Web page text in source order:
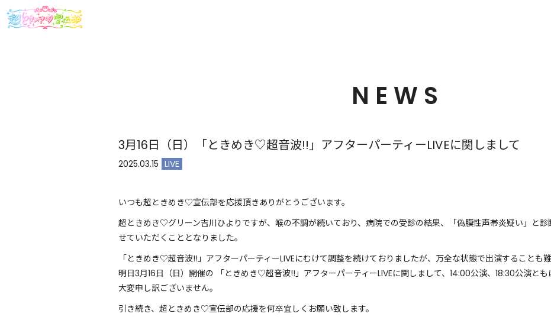
NEWS
3月16日（日）「ときめき♡超音波!!」アフターパーティーLIVEに関しまして
2025.03.15 LIVE
いつも超ときめき♡宣伝部を応援頂きありがとうございます。
超ときめき♡グリーン吉川ひよりですが、喉の不調が続いており、病院での受診の結果、「偽膜性声帯炎疑い」と
せていただくこととなりました。
「ときめき♡超音波!!」アフターパーティーLIVEにむけて調整を続けておりましたが、万全な状態で出演することも難
明日3月16日（日）開催の 「ときめき♡超音波!!」アフターパーティーLIVEに関しまして、14:00公演、18:30公演とも
大変申し訳ございません。
引き続き、超ときめき♡宣伝部の応援を何卒宜しくお願い致します。